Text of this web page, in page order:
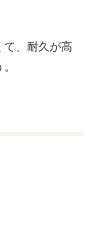
、耐久が高